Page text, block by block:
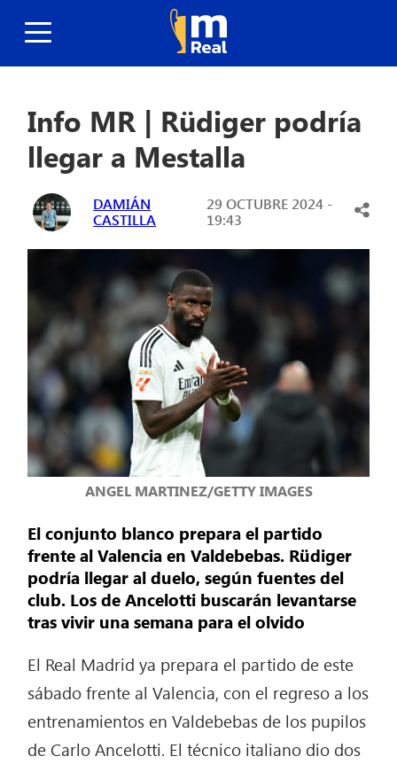
Info MR | Rüdiger podría
llegar a Mestalla
DAMIÁN
CASTILLA
29 OCTUBRE 2024 -
19:43
ANGEL MARTINEZ/GETTY IMAGES
El conjunto blanco prepara el partido
frente al Valencia en Valdebebas. Rüdiger
podría llegar al duelo, según fuentes del
club. Los de Ancelotti buscarán levantarse
tras vivir una semana para el olvido
El Real Madrid ya prepara el partido de este
sábado frente al Valencia, con el regreso a los
entrenamientos en Valdebebas de los pupilos
de Carlo Ancelotti. El técnico italiano dio dos